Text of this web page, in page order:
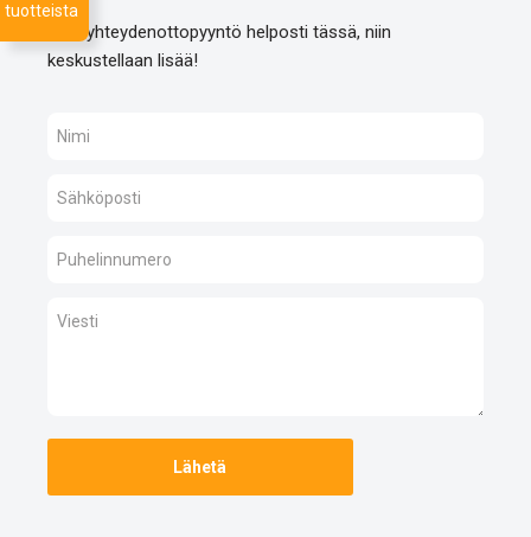
Jätä yhteydenottopyyntö helposti tässä, niin
keskustellaan lisää!
tuotteista